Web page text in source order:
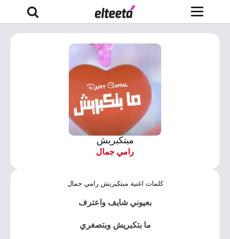
مبتكبريش
رامي جمال
كلمات اغنية مبتكبريش رامي جمال
بعيوني شايف واعترف
ما بتكبريش وبتصغري